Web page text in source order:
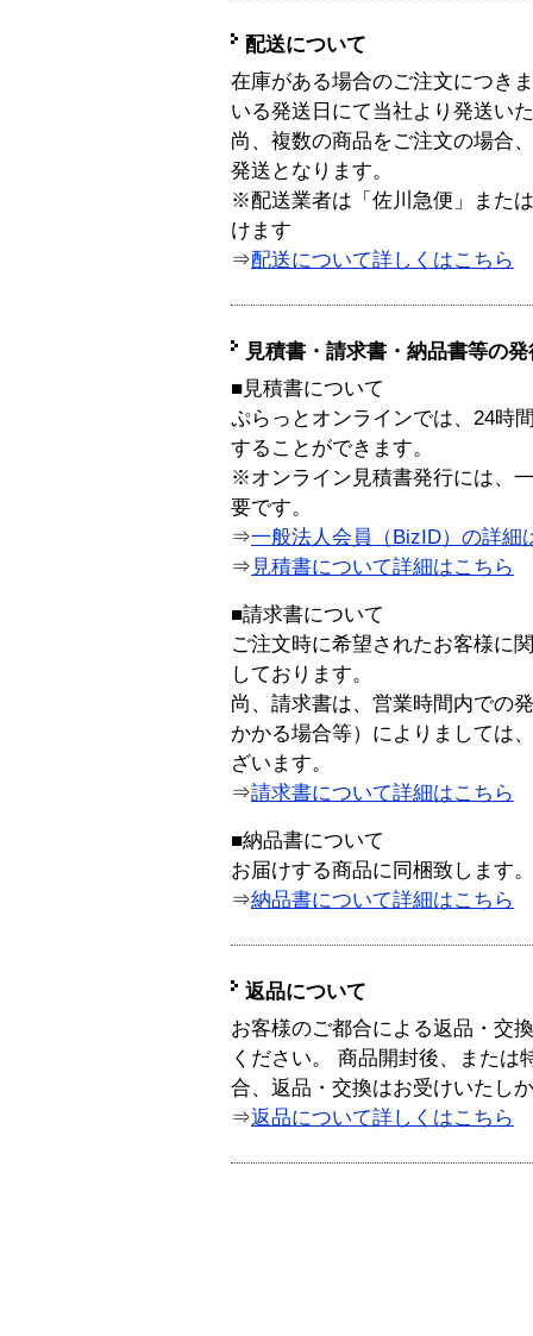
配送について
在庫がある場合のご注文につき
いる発送日にて当社より発送い
尚、複数の商品をご注文の場合
発送となります。
※配送業者は「佐川急便」また
けます
⇒配送について詳しくはこちら
見積書・請求書・納品書等の
■見積書について
ぷらっとオンラインでは、24時
することができます。
※オンライン見積書発行には、
要です。
⇒一般法人会員（BizID）の詳細
⇒ 見積書について詳細はこちら
■請求書について
ご注文時に希望されたお客様に
しております。
尚、請求書は、営業時間内での
かかる場合等）によりましては
ざいます。
⇒請求書について詳細はこちら
■納品書について
お届けする商品に同梱致します。
⇒納品書について詳細はこちら
返品について
お客様のご都合による返品・交
ください。 商品開封後、または
合、返品・交換はお受けいたし
⇒返品について詳しくはこちら